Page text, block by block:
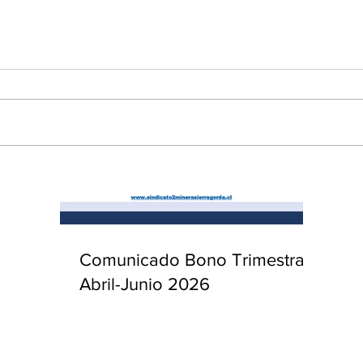
Comunicado Bono Trimestral
Abril-Junio 2026